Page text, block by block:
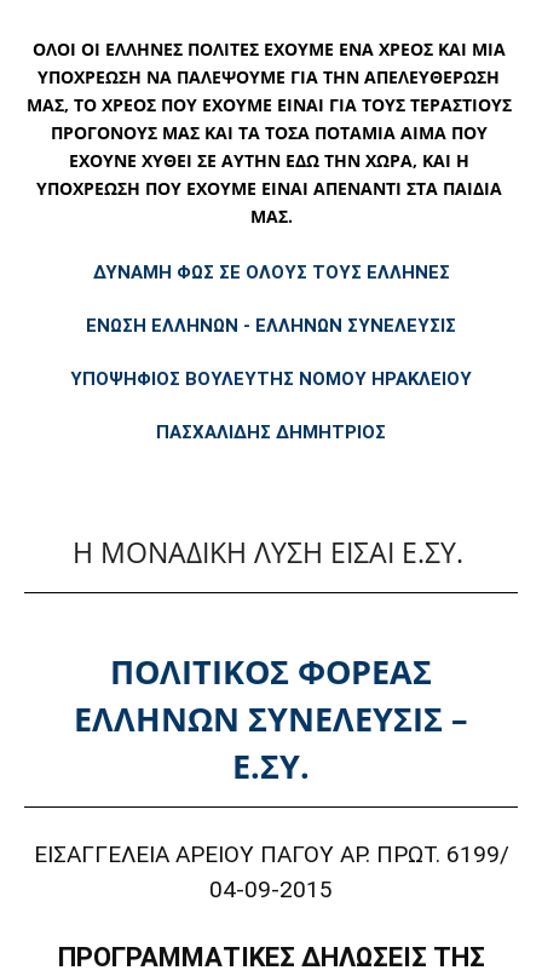
ΟΛΟΙ ΟΙ ΕΛΛΗΝΕΣ ΠΟΛΙΤΕΣ ΕΧΟΥΜΕ ΕΝΑ ΧΡΕΟΣ ΚΑΙ ΜΙΑ
ΥΠΟΧΡΕΩΣΗ ΝΑ ΠΑΛΕΨΟΥΜΕ ΓΙΑ ΤΗΝ ΑΠΕΛΕΥΘΕΡΩΣΗ
ΜΑΣ, ΤΟ ΧΡΕΟΣ ΠΟΥ ΕΧΟΥΜΕ ΕΙΝΑΙ ΓΙΑ ΤΟΥΣ ΤΕΡΑΣΤΙΟΥΣ
ΠΡΟΓΟΝΟΥΣ ΜΑΣ ΚΑΙ ΤΑ ΤΟΣΑ ΠΟΤΑΜΙΑ ΑΙΜΑ ΠΟΥ
ΕΧΟΥΝΕ ΧΥΘΕΙ ΣΕ ΑΥΤΗΝ ΕΔΩ ΤΗΝ ΧΩΡΑ, ΚΑΙ Η
ΥΠΟΧΡΕΩΣΗ ΠΟΥ ΕΧΟΥΜΕ ΕΙΝΑΙ ΑΠΕΝΑΝΤΙ ΣΤΑ ΠΑΙΔΙΑ
ΜΑΣ.
ΔΥΝΑΜΗ ΦΩΣ ΣΕ ΟΛΟΥΣ ΤΟΥΣ ΕΛΛΗΝΕΣ
ΕΝΩΣΗ ΕΛΛΗΝΩΝ - ΕΛΛΗΝΩΝ ΣΥΝΕΛΕΥΣΙΣ
ΥΠΟΨΗΦΙΟΣ ΒΟΥΛΕΥΤΗΣ ΝΟΜΟΥ ΗΡΑΚΛΕΙΟΥ
ΠΑΣΧΑΛΙΔΗΣ ΔΗΜΗΤΡΙΟΣ
Η ΜΟΝΑΔΙΚΗ ΛΥΣΗ ΕΙΣΑΙ Ε.ΣΥ.
ΠΟΛΙΤΙΚΟΣ ΦΟΡΕΑΣ
ΕΛΛΗΝΩΝ ΣΥΝΕΛΕΥΣΙΣ –
Ε.ΣΥ.
ΕΙΣΑΓΓΕΛΕΙΑ ΑΡΕΙΟΥ ΠΑΓΟΥ ΑΡ. ΠΡΩΤ. 6199/
04-09-2015
ΠΡΟΓΡΑΜΜΑΤΙΚΕΣ ΔΗΛΩΣΕΙΣ ΤΗΣ